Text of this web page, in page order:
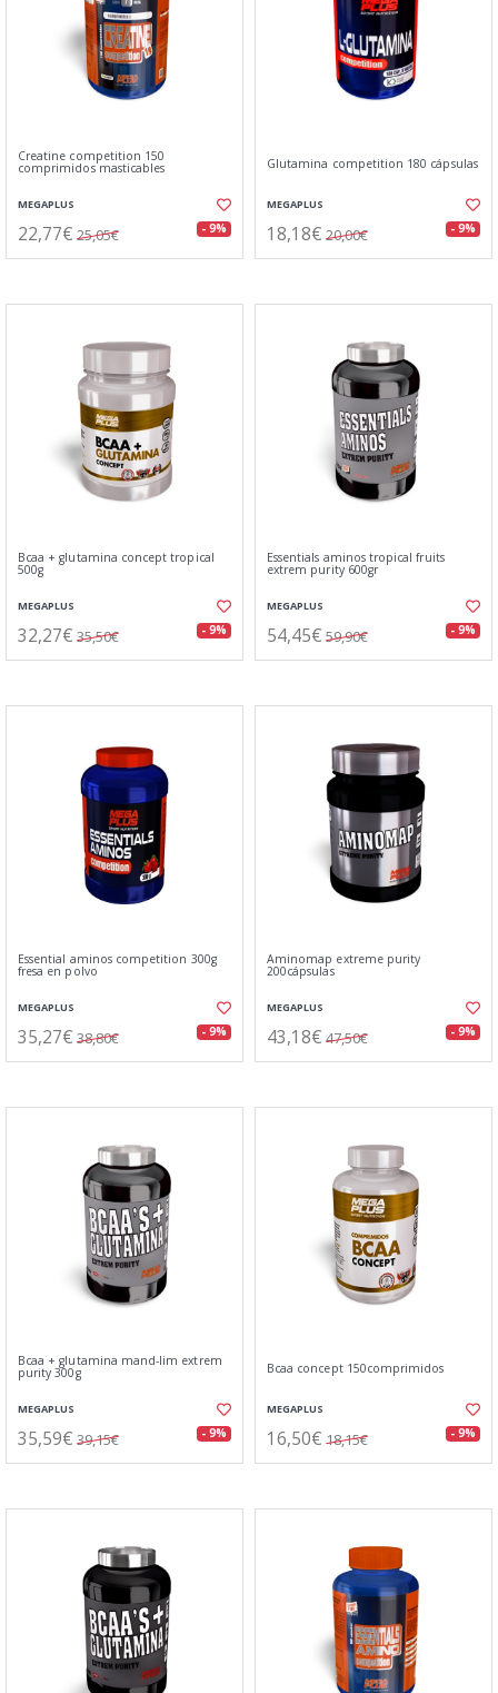
Creatine competition 150
comprimidos masticables
MEGAPLUS
22,77€ 25,05€ - 9%
Glutamina competition 180 cápsulas
MEGAPLUS
18,18€ 20,00€ - 9%
Bcaa + glutamina concept tropical
500g
MEGAPLUS
32,27€ 35,50€ - 9%
Essentials aminos tropical fruits
extrem purity 600gr
MEGAPLUS
54,45€ 59,90€ - 9%
Essential aminos competition 300g
fresa en polvo
MEGAPLUS
35,27€ 38,80€ - 9%
Aminomap extreme purity
200cápsulas
MEGAPLUS
43,18€ 47,50€ - 9%
Bcaa + glutamina mand-lim extrem
purity 300g
MEGAPLUS
35,59€ 39,15€ - 9%
Bcaa concept 150comprimidos
MEGAPLUS
16,50€ 18,15€ - 9%